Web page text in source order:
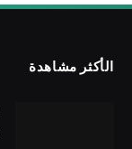
الأكثر مشاهدة